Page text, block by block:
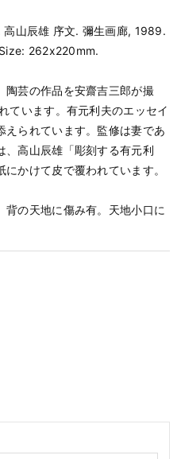
山辰雄 序文. 彌生画廊, 1989.
262x220mm.
陶芸の作品を安齋吉三郎が撮
ています。有元利夫のエッセイ
えられています。監修は妻であ
、高山辰雄「彫刻する有元利
かけて皮で覆われています。
の天地に傷み有。天地小口に